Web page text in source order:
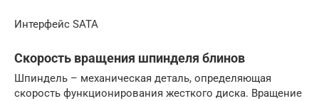
Интерфейс SATA
Скорость вращения шпинделя блинов
Шпиндель – механическая деталь, определяющая
скорость функционирования жесткого диска. Вращение